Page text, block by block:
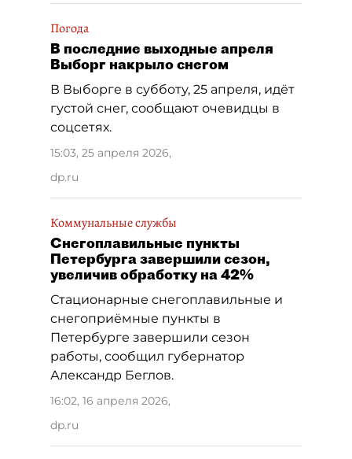
Погода
В последние выходные апреля
Выборг накрыло снегом
В Выборге в субботу, 25 апреля, идёт
густой снег, сообщают очевидцы в
соцсетях.
15:03, 25 апреля 2026,
dp.ru
Коммунальные службы
Снегоплавильные пункты
Петербурга завершили сезон,
увеличив обработку на 42%
Стационарные снегоплавильные и
снегоприёмные пункты в
Петербурге завершили сезон
работы, сообщил губернатор
Александр Беглов.
16:02, 16 апреля 2026,
dp.ru